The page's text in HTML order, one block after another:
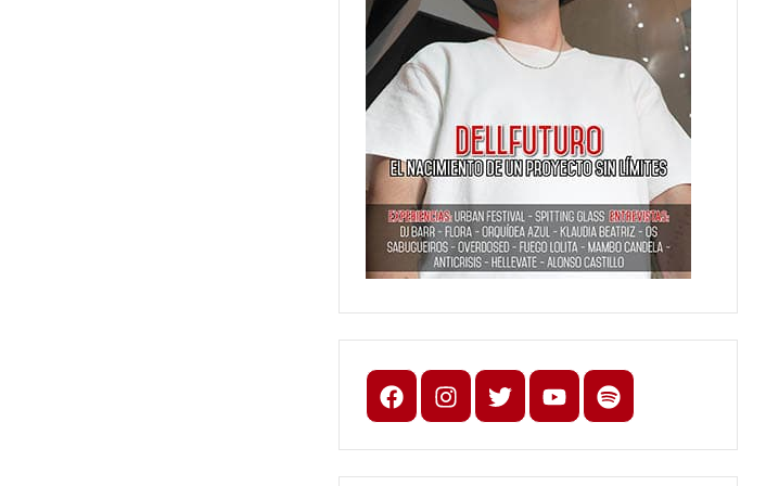
FacebookInstagram
X youtubespotify